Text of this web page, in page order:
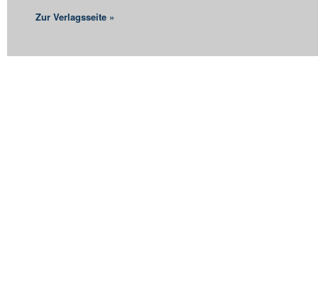
Zur Verlagsseite »